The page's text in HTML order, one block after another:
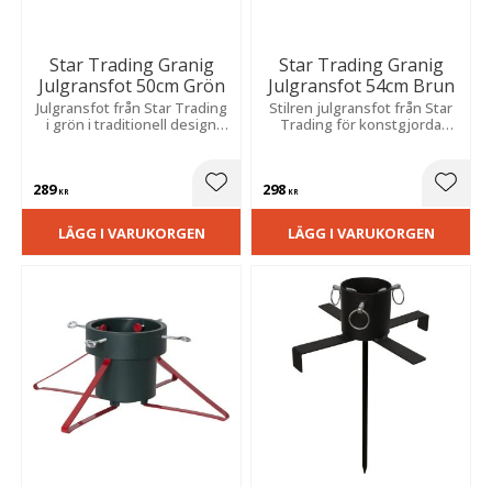
Star Trading Granig
Julgransfot 50cm Grön
Julgransfot från Star Trading
i grön i traditionell design
289KR Lägg till i favoriter
LÄGG I VARUKORGEN
Star Trading Granig
Julgransfot 54cm Brun
Stilren julgransfot från Star
Trading för konstgjorda
298 KR
LÄGG I VARUKORGEN